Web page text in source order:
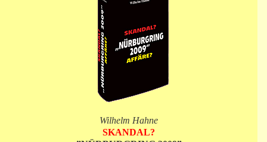
Wilhelm Hahne
SKANDAL?